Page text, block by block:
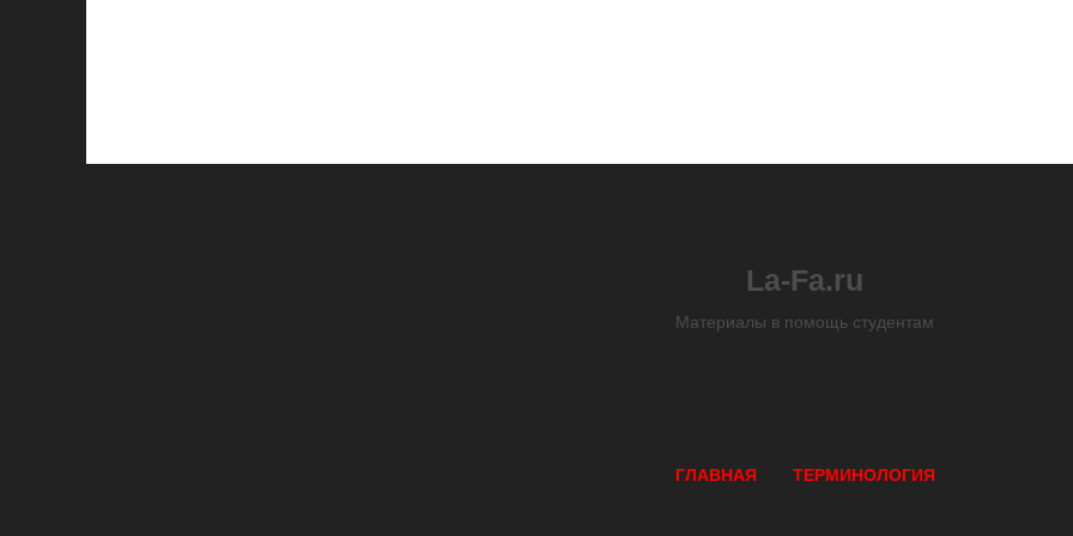
La-Fa.ru
Материалы в помощь студентам
ГЛАВНАЯ ТЕРМИНОЛОГИЯ